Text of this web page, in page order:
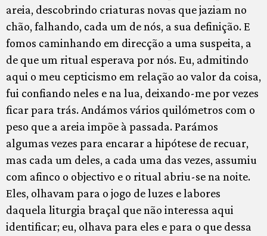
areia, descobrindo criaturas novas que jaziam no
chão, falhando, cada um de nós, a sua definição. E
fomos caminhando em direcção a uma suspeita, a
de que um ritual esperava por nós. Eu, admitindo
aqui o meu cepticismo em relação ao valor da coisa,
fui confiando neles e na lua, deixando-me por vezes
ficar para trás. Andámos vários quilómetros com o
peso que a areia impõe à passada. Parámos
algumas vezes para encarar a hipótese de recuar,
mas cada um deles, a cada uma das vezes, assumiu
com afinco o objectivo e o ritual abriu-se na noite.
Eles, olhavam para o jogo de luzes e labores
daquela liturgia braçal que não interessa aqui
identificar; eu, olhava para eles e para o que dessa